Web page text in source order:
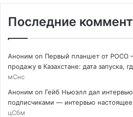
Последние
Аноним on Первый планшет от POCO
продажу в Казахстане: дата запуска,
мСнс
Аноним on Гейб Ньюэлл дал
подписчиками — интервью
цСбм